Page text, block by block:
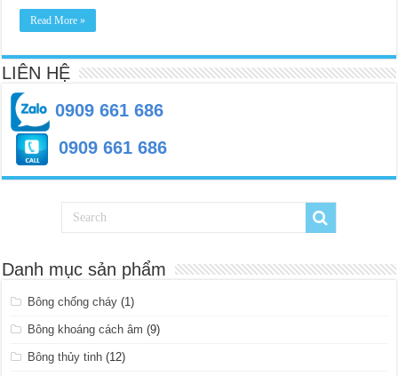
Read More »
LIÊN HỆ
0909 661 686
0909 661 686
Danh mục sản phẩm
Bông chống cháy (1)
Bông khoáng cách âm (9)
Bông thủy tinh (12)